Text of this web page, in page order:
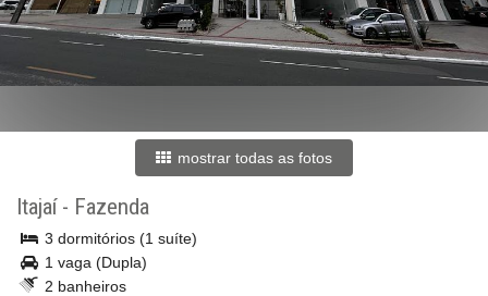
mostrar todas as fotos
Itajaí- Fazenda
3 dormitórios (1 suíte)
1 vaga (Dupla)
2 banheiros